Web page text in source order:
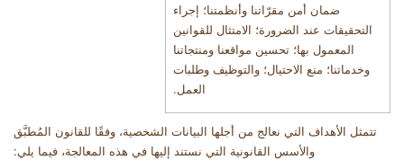
ضمان أمن مقرّاتنا وأنظمتنا؛ إجراء
التحقيقات عند الضرورة؛ الامتثال للقوانين
المعمول بها؛ تحسين مواقعنا ومنتجاتنا
وخدماتنا؛ منع الاحتيال؛ والتوظيف وطلبات
العمل.
تتمثل الأهداف التي نعالج من أجلها البيانات الشخصية، وفقًا للقانون المُطبَّق
والأسس القانونية التي نستند إليها في هذه المعالجة، فيما يلي: